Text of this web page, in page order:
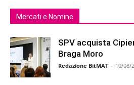
Mercati e Nomine
SPV acquista
Braga Moro
Redazione BitMAT - 10/08/